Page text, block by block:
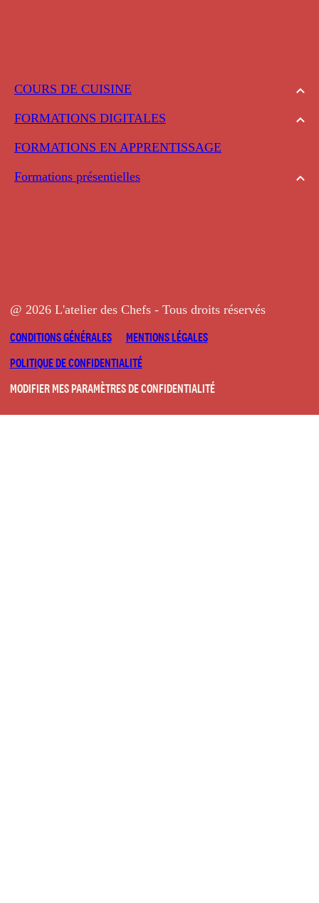
COURS DE CUISINE
FORMATIONS DIGITALES
FORMATIONS EN APPRENTISSAGE
Formations présentielles
@ 2026 L'atelier des Chefs - Tous droits réservés
CONDITIONS GÉNÉRALES
MENTIONS LÉGALES
POLITIQUE DE CONFIDENTIALITÉ
MODIFIER MES PARAMÈTRES DE CONFIDENTIALITÉ